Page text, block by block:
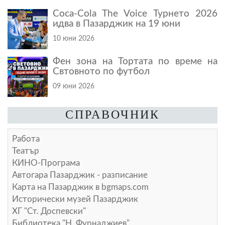
Coca-Cola The Voice Турнето 2026
идва в Пазарджик на 19 юни
10 юни 2026
Фен зона на Тортата по време на
Свтовното по футбол
09 юни 2026
СПРАВОЧНИК
Работа
Театър
КИНО-Програма
Автогара Пазарджик - разписание
Карта на Пазарджик в bgmaps.com
Исторически музей Пазарджик
ХГ "Ст. Доспевски"
Библиотека "Н. Фурнаджиев"